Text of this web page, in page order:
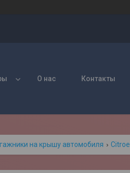
О нас Контакты
на крышу автомобиля